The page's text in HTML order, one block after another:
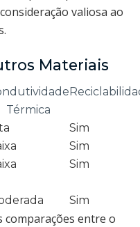
valiosa ao
Materiais
Térmica
Sim
Sim
Sim
Sim
comparações entre o